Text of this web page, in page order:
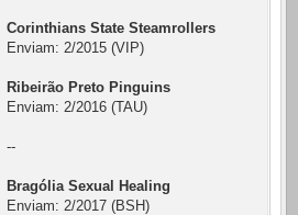
Corinthians State Steamrollers
Enviam: 2/2015 (VIP)
Ribeirão Preto Pinguins
Enviam: 2/2016 (TAU)
--
Bragólia Sexual Healing
Enviam: 2/2017 (BSH)